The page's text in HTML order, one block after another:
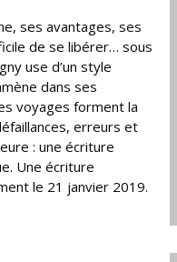
ses avantages, ses
de se libérer… sous
use d’un style
dans ses
voyages forment la
erreurs et
: une écriture
Une écriture
le 21 janvier 2019.